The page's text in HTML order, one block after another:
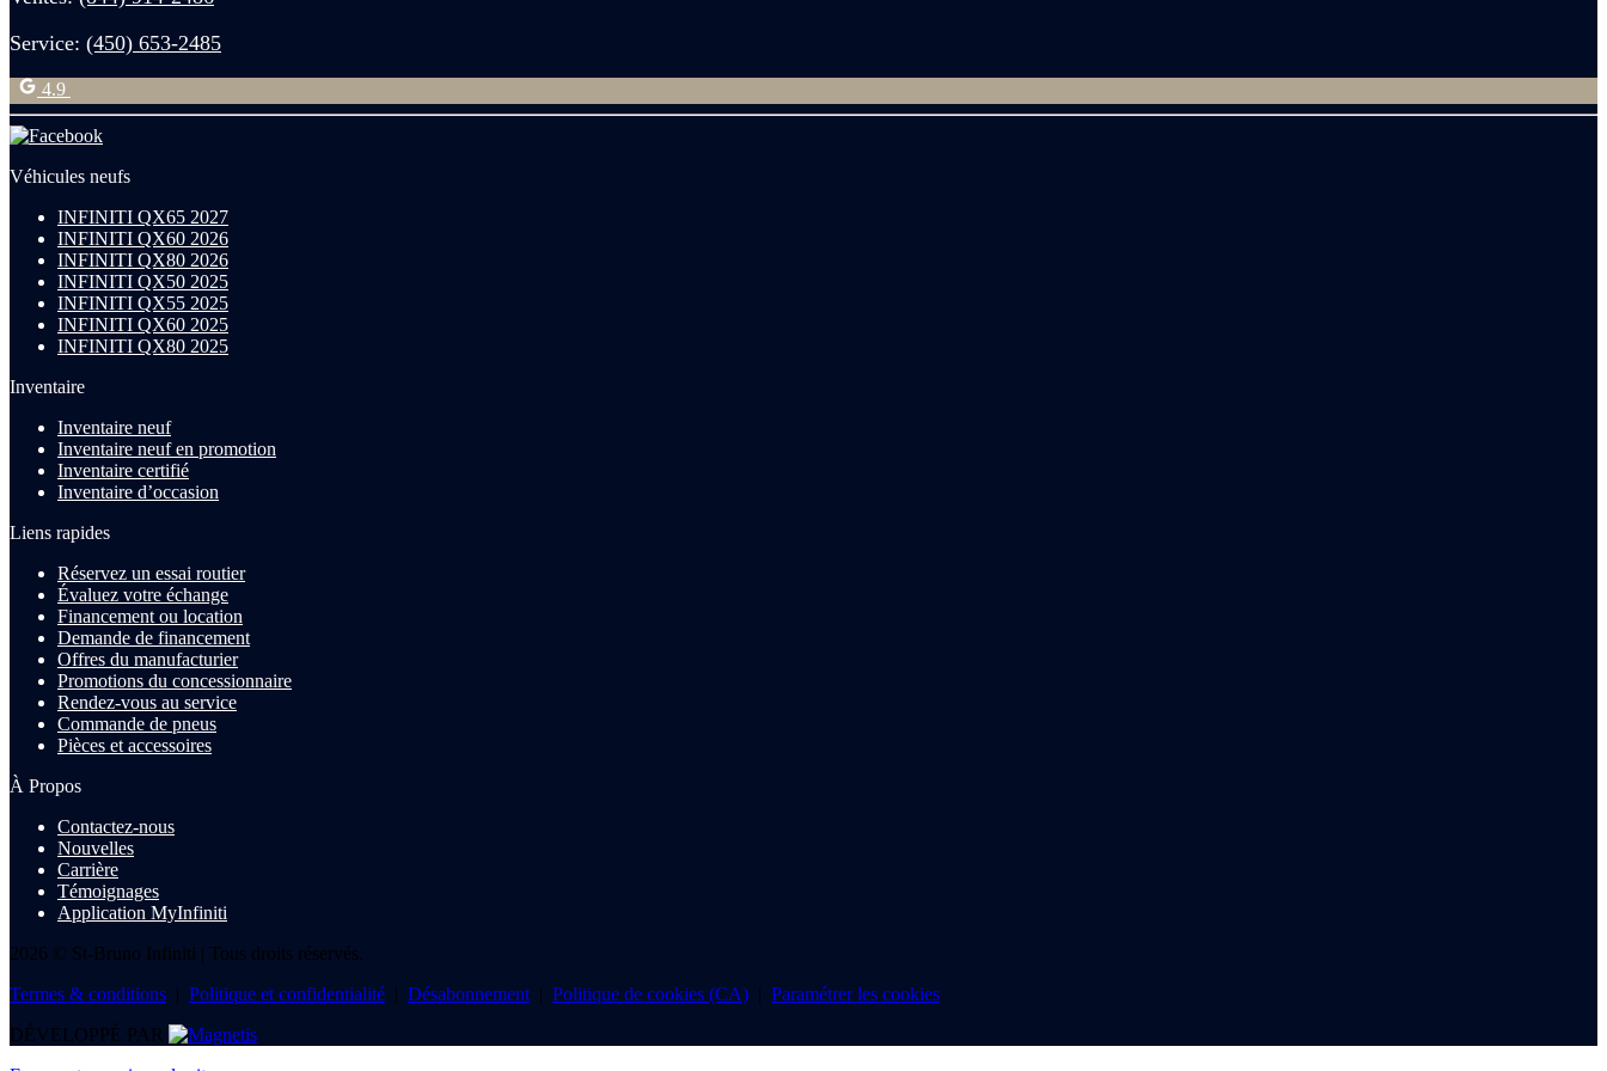
Service: (450) 653-2485
4.9
Véhicules neufs
INFINITI QX65 2027
INFINITI QX60 2026
INFINITI QX80 2026
INFINITI QX50 2025
INFINITI QX55 2025
INFINITI QX60 2025
INFINITI QX80 2025
Inventaire
Inventaire neuf
Inventaire neuf en promotion
Inventaire certifié
Inventaire d’occasion
Liens rapides
Réservez un essai routier
Évaluez votre échange
Financement ou location
Demande de financement
Offres du manufacturier
Promotions du concessionnaire
Rendez-vous au service
Commande de pneus
Pièces et accessoires
À Propos
Contactez-nous
Nouvelles
Carrière
Témoignages
Application MyInfiniti
2026 © St-Bruno Infiniti | Tous droits réservés.
Termes & conditions | Politique et confidentialité | Désabonnement | Politique de cookies (CA) | Paramétrer les cookies
DÉVELOPPÉ PAR